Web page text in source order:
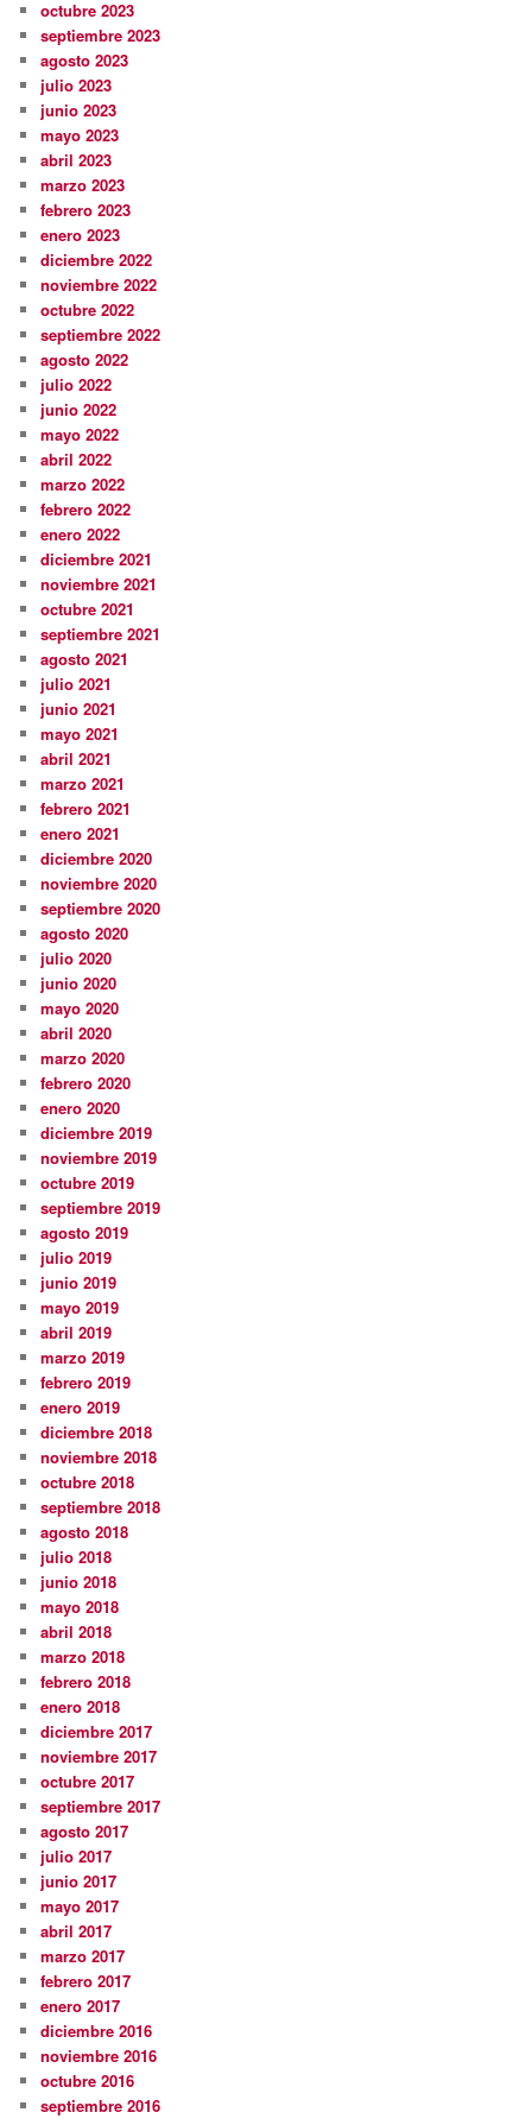
octubre 2023
septiembre 2023
agosto 2023
julio 2023
junio 2023
mayo 2023
abril 2023
marzo 2023
febrero 2023
enero 2023
diciembre 2022
noviembre 2022
octubre 2022
septiembre 2022
agosto 2022
julio 2022
junio 2022
mayo 2022
abril 2022
marzo 2022
febrero 2022
enero 2022
diciembre 2021
noviembre 2021
octubre 2021
septiembre 2021
agosto 2021
julio 2021
junio 2021
mayo 2021
abril 2021
marzo 2021
febrero 2021
enero 2021
diciembre 2020
noviembre 2020
septiembre 2020
agosto 2020
julio 2020
junio 2020
mayo 2020
abril 2020
marzo 2020
febrero 2020
enero 2020
diciembre 2019
noviembre 2019
octubre 2019
septiembre 2019
agosto 2019
julio 2019
junio 2019
mayo 2019
abril 2019
marzo 2019
febrero 2019
enero 2019
diciembre 2018
noviembre 2018
octubre 2018
septiembre 2018
agosto 2018
julio 2018
junio 2018
mayo 2018
abril 2018
marzo 2018
febrero 2018
enero 2018
diciembre 2017
noviembre 2017
octubre 2017
septiembre 2017
agosto 2017
julio 2017
junio 2017
mayo 2017
abril 2017
marzo 2017
febrero 2017
enero 2017
diciembre 2016
noviembre 2016
octubre 2016
septiembre 2016